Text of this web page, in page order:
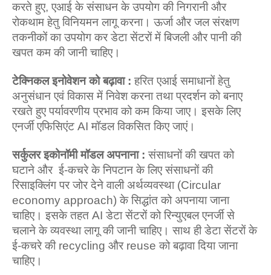
करते हुए, एआई के संसाधन के उपयोग की निगरानी और
रोकथाम हेतु विनियमन लागू करना। ऊर्जा और जल संरक्षण
तकनीकों का उपयोग कर डेटा सेंटरों में बिजली और पानी की
खपत कम की जानी चाहिए।
टेक्निकल इनोवेशन को बढ़ावा : हरित एआई समाधानों हेतु
अनुसंधान एवं विकास में निवेश करना तथा प्रदर्शन को बनाए
रखते हुए पर्यावरणीय प्रभाव को कम किया जाए। इसके लिए
एनर्जी एफिसिएंट AI मॉडल विकसित किए जाएं।
सर्कुलर इकोनॉमी मॉडल अपनाना : संसाधनों की खपत को
घटाने और ई-कचरे के निपटान के लिए संसाधनों की
रिसाइक्लिंग पर जोर देने वाली अर्थव्यवस्था (Circular
economy approach) के सिद्धांत को अपनाया जाना
चाहिए। इसके तहत AI डेटा सेंटरों को रिन्‍युएबल एनर्जी से
चलाने के व्‍यवस्‍था लागू की जानी चाहिए। साथ ही डेटा सेंटरों के
ई-कचरे की recycling और reuse को बढ़ावा दिया जाना
चाहिए।